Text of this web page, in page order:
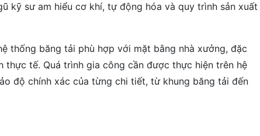
kỹ sư am hiểu cơ khí, tự động hóa và quy trình sản xuất
thống băng tải phù hợp với mặt bằng nhà xưởng, đặc
thực tế. Quá trình gia công cần được thực hiện trên hệ
độ chính xác của từng chi tiết, từ khung băng tải đến